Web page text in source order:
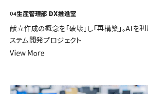
04生産管理部 DX推進室
献立作成の概念を「破壊」し「再構築」。AIを
ステム開発プロジェクト
View More